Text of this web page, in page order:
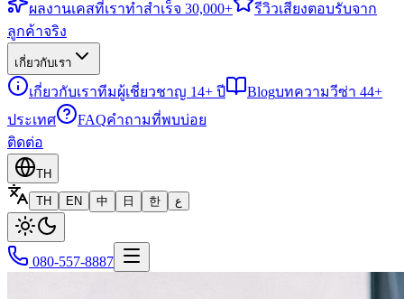
ผลงานเคสที่เราทำสำเร็จ 30,000+ รีวิวเสียงตอบรับจาก
ลูกค้าจริง
เกี่ยวกับเรา
เกี่ยวกับเราทีมผู้เชี่ยวชาญ 14+ ปี Blogบทความวีซ่า 44+
ประเทศ
FAQคำถามที่พบบ่อย
ติดต่อ
TH
TH
EN 中 日 한 ع
080-557-8887